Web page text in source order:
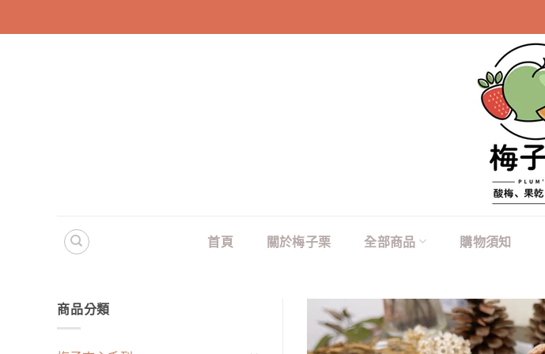
首頁 關於梅子栗 全部商品 購物須知
商品分類